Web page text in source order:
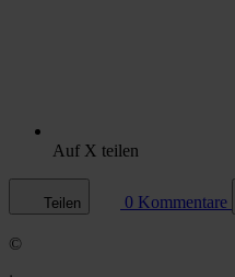
Auf X teilen
Teilen 0 Kommentare
©